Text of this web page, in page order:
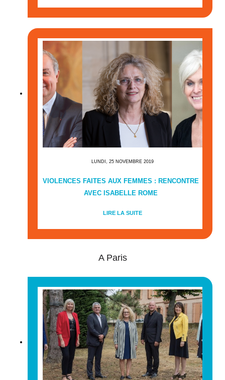
LUNDI, 25 NOVEMBRE 2019
VIOLENCES FAITES AUX FEMMES : RENCONTRE
AVEC ISABELLE ROME
LIRE LA SUITE
A Paris